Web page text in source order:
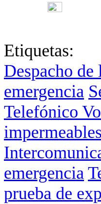
Etiquetas:
Despacho de
emergencia
Telefónico
impermeables
emergencia
prueba de